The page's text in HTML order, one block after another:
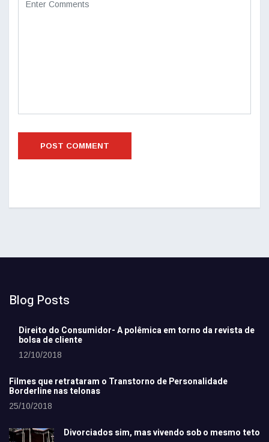
Blog Posts
Direito do Consumidor- A polêmica em torno da revista de
bolsa de cliente
12/10/2018
Filmes que retrataram o Transtorno de Personalidade
Borderline nas telonas
25/10/2018
Divorciados sim, mas vivendo sob o mesmo teto